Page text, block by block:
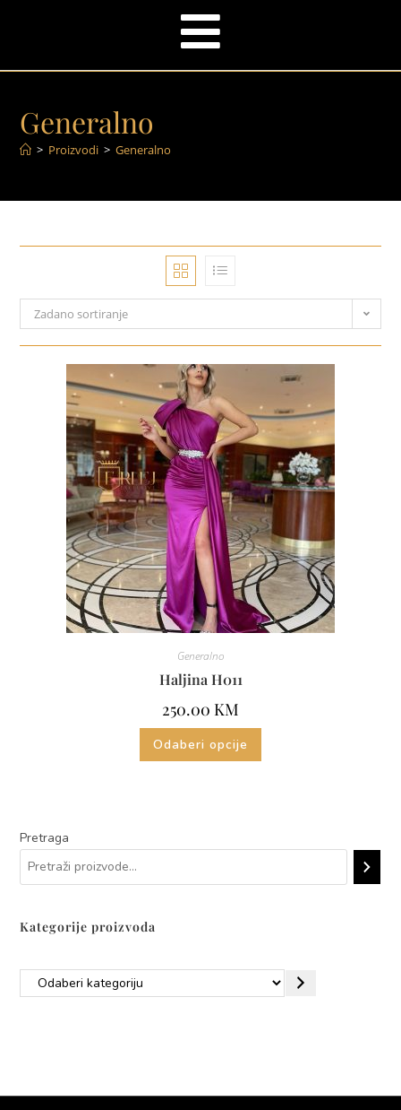
Generalno
> Proizvodi > Generalno
Zadano sortiranje
Generalno
Haljina H011
250.00 KM
Odaberi opcije
Pretraga
Kategorije proizvoda